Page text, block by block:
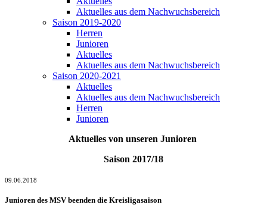
Aktuelles aus dem Nachwuchsbereich
Saison 2019-2020
Herren
Junioren
Aktuelles
Aktuelles aus dem Nachwuchsbereich
Saison 2020-2021
Aktuelles
Aktuelles aus dem Nachwuchsbereich
Herren
Junioren
Aktuelles von unseren Junioren
Saison 2017/18
09.06.2018
Junioren des MSV beenden die Kreisligasaison